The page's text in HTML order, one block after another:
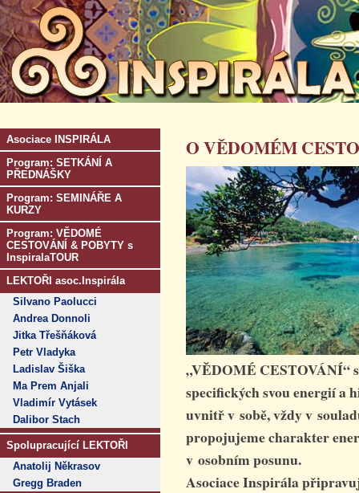
Asociace INSPIRÁLA
Program: SETKÁNÍ A
PŘEDNÁŠKY
Program: SEMINÁŘE A
KURZY
Program: VĚDOMÉ
CESTOVÁNÍ & POBYTY s
InspiralaTOUR
LEKTOŘI asoc.Inspirála
Silvano Paolucci
Andrea Donnoli
Jitka Třešňáková
Petr Vladyka
Ladislav Šiška
Ma Prem Anjali
Vladimír Vytásek
Dalibor Stach
Spolupracující LEKTOŘI
Anatolij Někrasov
Gregg Braden
O VĚDOMÉM
„VĚDOMÉ CESTOVÁNÍ“
specifických svou energií
uvnitř v sobě, vždy v
propojujeme charakter
v osobním posunu.
Asociace Inspirála